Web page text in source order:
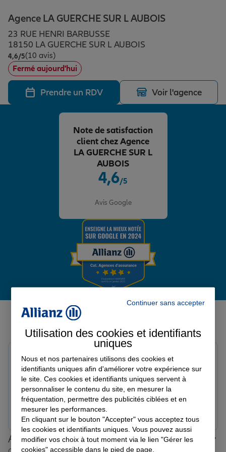
Assurance animal de compagnie
Protection juridique
Plan épargne retraite
Assurance vie
Placements financiers
Investissements immobiliers
Vos projets
Partir en vacances
Déménager
Changer de voiture
Préparer l’avenir
Conseil assurance
Assurance auto
Garantie des accidents de la vie
Protection juridique
Retraite
Tous nos devis d'assurance
Agence LA GUERCHE SUR L AUBOIS
23 RUE HENRI BARBUSSE
18150 LA GUERCHE SUR L AUBOIS
4,6/5Note de 4.6 sur 5
(10 avis)
Fermé aujourd'hui
Prendre un RDV Voir l'agence
4,6/5
Avis Google
Note de satisfaction
client chez Agence
LA GUERCHE SUR L
AUBOIS
Avis de l'agence Agence LA
GUERCHE SUR L AUBOIS
Avis sur une période de 6 mois
Le 27/05/2026 - Agence LA GUERCHE SUR L AUBOIS
Rien à redire très pro et efficace
Bradley M.
Prendre un RDV
Allianz proche de chez vous
Continuer sans accepter
Utilisation des cookies et identifiants
uniques
Nous et nos partenaires utilisons des cookies et
identifiants uniques afin d'améliorer votre expérience sur
le site. Ces cookies et identifiants uniques servent à
personnaliser le contenu du site, en mesurer la
fréquentation, permettre des publicités ciblées et en
mesurer les performances.
En cliquant sur le bouton "Accepter" vous acceptez tous
les cookies et identifiants uniques. Vous pouvez aussi
modifier vos choix à tout moment via le lien "Gérer les
cookies" accessible dans le pied de page.